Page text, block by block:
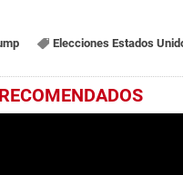
Elecciones Estados